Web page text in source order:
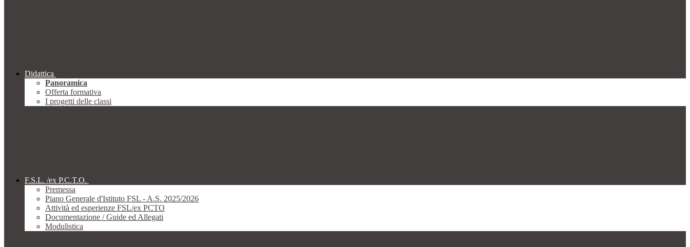
Didattica
Panoramica
Offerta formativa
I progetti delle classi
F.S.L. /ex P.C.T.O.
Premessa
Piano Generale d'Istituto FSL - A.S. 2025/2026
Attività ed esperienze FSL/ex PCTO
Documentazione / Guide ed Allegati
Modulistica